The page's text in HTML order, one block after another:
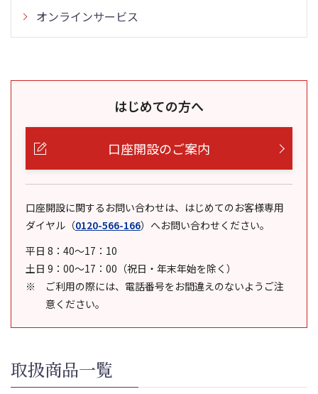
オンラインサービス
はじめての方へ
口座開設のご案内
口座開設に関するお問い合わせは、はじめてのお客様専用
ダイヤル （0120-566-166） へお問い合わせください。
平日 8：40～17：10
土日 9：00～17：00（祝日・年末年始を除く）
ご利用の際には、電話番号をお間違えのないようご注
意ください。
取扱商品一覧